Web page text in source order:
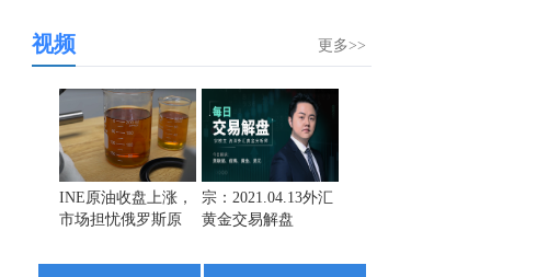
03:26:29
03:23:42
03:23:01
更多>>
视频
INE原油收盘上涨，
市场担忧俄罗斯原
宗：2021.04.13外汇
黄金交易解盘